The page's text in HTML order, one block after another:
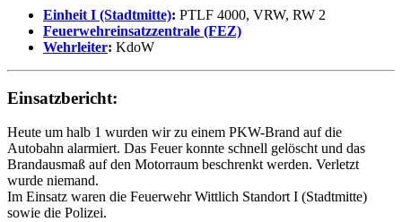
Einheit I (Stadtmitte): PTLF 4000, VRW, RW 2
Feuerwehreinsatzzentrale (FEZ)
Wehrleiter: KdoW
Einsatzbericht:
Heute um halb 1 wurden wir zu einem PKW-Brand auf die
Autobahn alarmiert. Das Feuer konnte schnell gelöscht und das
Brandausmaß auf den Motorraum beschrenkt werden. Verletzt
wurde niemand.
Im Einsatz waren die Feuerwehr Wittlich Standort I (Stadtmitte)
sowie die Polizei.